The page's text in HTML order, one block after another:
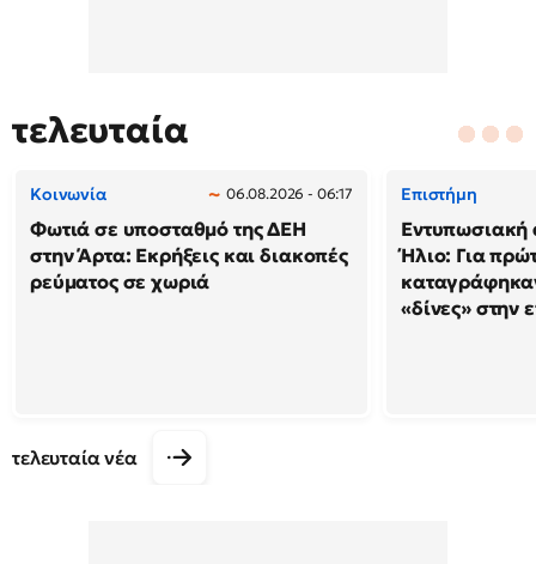
τελευταία
Κοινωνία 06.08.2026 - 06:17
Φωτιά σε υποσταθμό της ΔΕΗ
στην Άρτα: Εκρήξεις και διακοπές
ρεύματος σε χωριά
Επιστήμη
Ήλιο: Για
«δίνες» στην
τελευταία νέα